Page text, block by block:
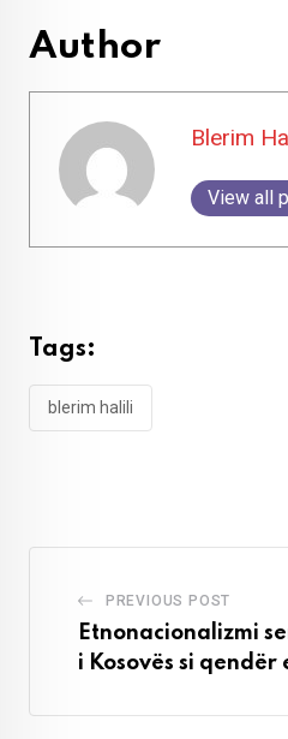
Author
Blerim
View all
Tags:
blerim halili
PREVIOUS POST
Etnonacionalizmi
i Kosovës si qendër